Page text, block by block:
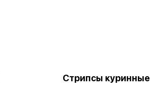
Стрипсы куринные